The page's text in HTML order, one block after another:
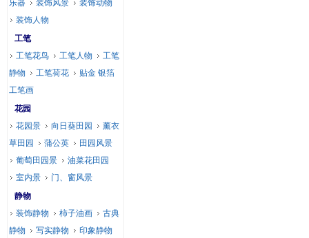
乐器 装饰风景
装饰动物
装饰人物
工笔
工笔花鸟
工笔人物
工笔
静物
工笔荷花
贴金 银箔
工笔画
花园
花园景
向日葵田园
薰衣
草田园
蒲公英
田园风景
葡萄田园景
油菜花田园
室内景
门、窗风景
静物
装饰静物
柿子油画
古典
静物
写实静物
印象静物